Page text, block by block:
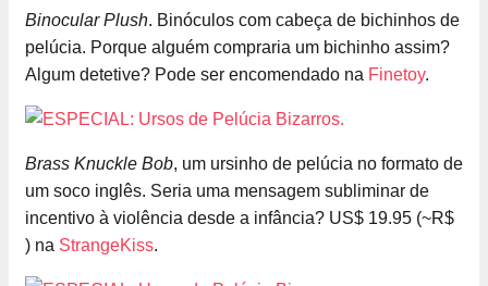
Binocular Plush. Binóculos com cabeça de bichinhos de
pelúcia. Porque alguém compraria um bichinho assim?
Algum detetive? Pode ser encomendado na Finetoy.
Brass Knuckle Bob, um ursinho de pelúcia no formato de
um soco inglês. Seria uma mensagem subliminar de
incentivo à violência desde a infância? US$ 19.95 (~R$
) na StrangeKiss.